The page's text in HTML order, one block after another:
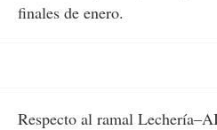
finales de enero.
Respecto al ramal